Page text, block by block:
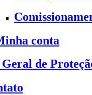
conta
de